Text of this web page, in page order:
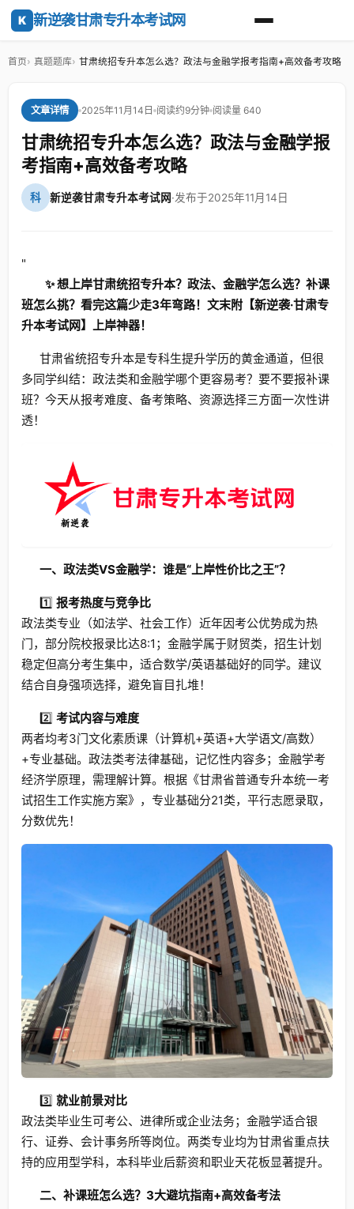
K 新逆袭甘肃专升本考试网
首页 真题题库 甘肃统招专升本怎么选？政法与金融学报考指南+高效备考攻略
文章详情 2025年11月14日 阅读约9分钟 阅读量 640
甘肃统招专升本怎么选？政法与金融学报
考指南+高效备考攻略
科 新逆袭甘肃专升本考试网·发布于2025年11月14日
"
✨ 想上岸甘肃统招专升本？政法、金融学怎么选？补课
班怎么挑？看完这篇少走3年弯路！文末附【新逆袭·甘肃专
升本考试网】上岸神器！
甘肃省统招专升本是专科生提升学历的黄金通道，但很
多同学纠结：政法类和金融学哪个更容易考？要不要报补课
班？今天从报考难度、备考策略、资源选择三方面一次性讲
透！
一、政法类VS金融学：谁是“上岸性价比之王”？
1️⃣ 报考热度与竞争比
政法类专业（如法学、社会工作）近年因考公优势成为热
门，部分院校报录比达8:1；金融学属于财贸类，招生计划
稳定但高分考生集中，适合数学/英语基础好的同学。建议
结合自身强项选择，避免盲目扎堆！
2️⃣ 考试内容与难度
两者均考3门文化素质课（计算机+英语+大学语文/高数）
+专业基础。政法类考法律基础，记忆性内容多；金融学考
经济学原理，需理解计算。根据《甘肃省普通专升本统一考
试招生工作实施方案》，专业基础分21类，平行志愿录取，
分数优先！
3️⃣ 就业前景对比
政法类毕业生可考公、进律所或企业法务；金融学适合银
行、证券、会计事务所等岗位。两类专业均为甘肃省重点扶
持的应用型学科，本科毕业后薪资和职业天花板显著提升。
二、补课班怎么选？3大避坑指南+高效备考法